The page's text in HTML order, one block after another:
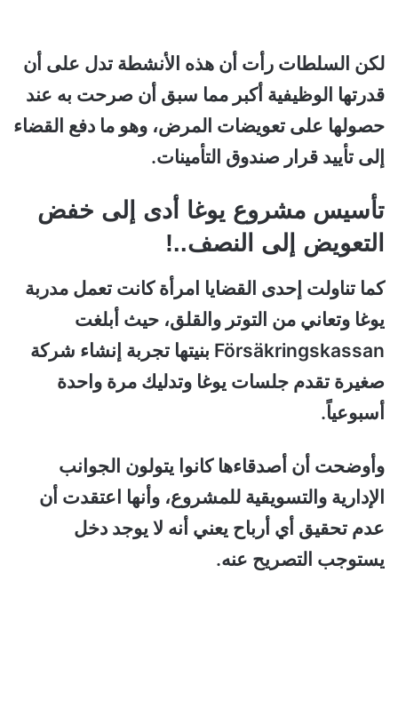
لكن السلطات رأت أن هذه الأنشطة تدل على أن
قدرتها الوظيفية أكبر مما سبق أن صرحت به عند
حصولها على تعويضات المرض، وهو ما دفع القضاء
إلى تأييد قرار صندوق التأمينات.
تأسيس مشروع يوغا أدى إلى خفض
التعويض إلى النصف..!
كما تناولت إحدى القضايا امرأة كانت تعمل مدربة
يوغا وتعاني من التوتر والقلق، حيث أبلغت
Försäkringskassan بنيتها تجربة إنشاء شركة
صغيرة تقدم جلسات يوغا وتدليك مرة واحدة
أسبوعياً.
وأوضحت أن أصدقاءها كانوا يتولون الجوانب
الإدارية والتسويقية للمشروع، وأنها اعتقدت أن
عدم تحقيق أي أرباح يعني أنه لا يوجد دخل
يستوجب التصريح عنه.